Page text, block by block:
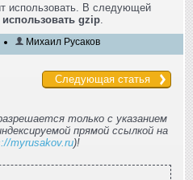
использовать. В следующей
использовать gzip
Михаил Русаков
Следующая статья
только с указанием
прямой ссылкой на
myrusakov.ru)!